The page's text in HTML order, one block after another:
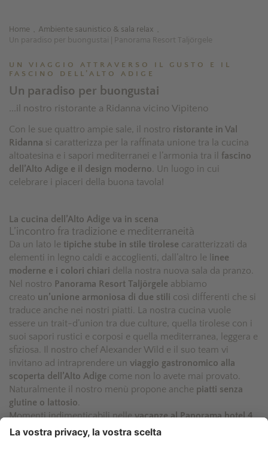
Home . Ambiente saunistico & sala relax .
Un paradiso per buongustai | Panorama Resort Taljörgele
UN VIAGGIO ATTRAVERSO IL GUSTO E IL
FASCINO DELL’ALTO ADIGE
Un paradiso per buongustai
...il nostro ristorante a Ridanna vicino Vipiteno
Con le sue quattro ampie sale, il nostro ristorante in Val
Ridanna si caratterizza per la raffinata unione tra la cucina
altoatesina e i sapori mediterranei e l’armonia tra il fascino
dell’Alto Adige e il design moderno . Un luogo in cui
celebrare i piaceri della buona tavola!
La cucina dell’Alto Adige va in scena
L’incontro fra tradizione e mediterraneità
Da un lato le tipiche stube in stile tirolese caratterizzati da
elementi in legno caldi e accoglienti, dall’altro le l inee
moderne e i colori chiari della nostra nuova sala da pranzo.
Nel nostro Panorama Resort Taljörgele abbiamo
creato un’unione armoniosa di due stili così differenti che si
traduce anche nei nostri piatti. La nostra cucina vuole
essere un trait-d’union tra due culture, quella tirolese con i
suoi sapori rustici e corposi e quella mediterranea, leggera e
sfiziosa. Il nostro chef Alexander Wild e il suo team vi
invitano ad intraprendere un viaggio gastronomico alla
scoperta dell’Alto Adige come non lo avete mai provato.
Naturalmente il nostro menù propone anche piatti senza
glutine o lattosio
Momenti indimenticabili nellevacanze al Panorama hotel 4
stelle a Racines!